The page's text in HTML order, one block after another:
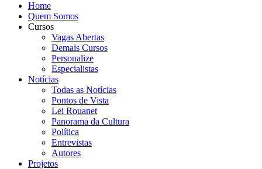
Home
Quem Somos
Cursos
Vagas Abertas
Demais Cursos
Personalize
Especialistas
Notícias
Todas as Notícias
Pontos de Vista
Lei Rouanet
Panorama da Cultura
Política
Entrevistas
Autores
Projetos